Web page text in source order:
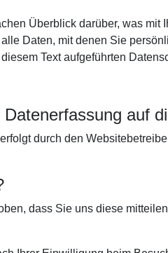
Überblick darüber, was
Daten, mit denen Sie
Text aufgeführten
auf
durch den
dass Sie uns diese